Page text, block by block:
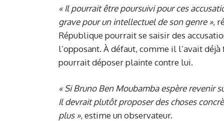
« Il pourrait être poursuivi pour ces
grave pour un intellectuel de son genre »,
République pourrait se saisir des
l’opposant. À défaut, comme il l’avait
pourrait déposer plainte contre lui.
« Si Bruno BenMoubambaespère revenir
Il devrait plutôt proposer des choses
plus», estime un observateur.